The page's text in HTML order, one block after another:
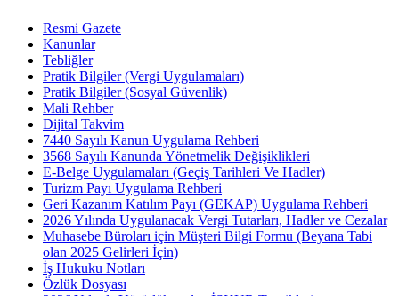
Resmi Gazete
Kanunlar
Tebliğler
Pratik Bilgiler (Vergi Uygulamaları)
Pratik Bilgiler (Sosyal Güvenlik)
Mali Rehber
Dijital Takvim
7440 Sayılı Kanun Uygulama Rehberi
3568 Sayılı Kanunda Yönetmelik Değişiklikleri
E-Belge Uygulamaları (Geçiş Tarihleri Ve Hadler)
Turizm Payı Uygulama Rehberi
Geri Kazanım Katılım Payı (GEKAP) Uygulama Rehberi
2026 Yılında Uygulanacak Vergi Tutarları, Hadler ve Cezalar
Muhasebe Büroları için Müşteri Bilgi Formu (Beyana Tabi
olan 2025 Gelirleri İçin)
İş Hukuku Notları
Özlük Dosyası